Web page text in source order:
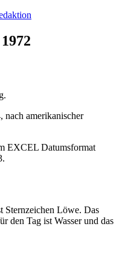
nach amerikanischer
EXCEL Datumsformat
Sternzeichen Löwe. Das
den Tag ist Wasser und das